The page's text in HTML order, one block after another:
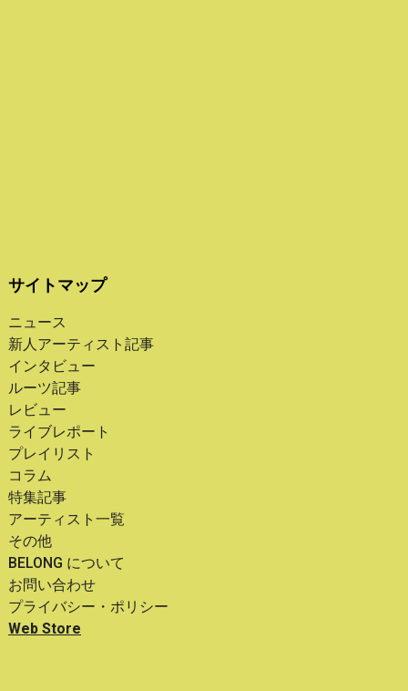
サイトマップ
ニュース
新人アーティスト記事
インタビュー
ルーツ記事
レビュー
ライブレポート
プレイリスト
コラム
特集記事
アーティスト一覧
その他
BELONG について
お問い合わせ
プライバシー・ポリシー
Web Store